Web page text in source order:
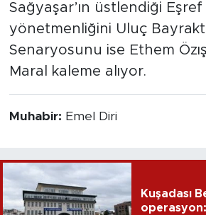
Sağyaşar’ın üstlendiği Eşref
yönetmenliğini Uluç
Senaryosunu ise Ethem
Maral kaleme alıyor.
Muhabir: Emel Diri
Kuşadası
operasyon: